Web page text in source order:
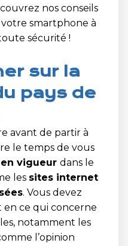
nos conseils
smartphone à
sécurité !
sur la
pays de
avant de partir à
le temps de vous
vigueur dans le
les sites internet
. Vous devez
ce qui concerne
notamment les
l’opinion